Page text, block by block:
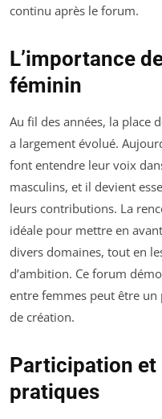
continu après le forum.
L’importance
féminin
Au fil des années, la place
a largement évolué.
font entendre leur voix
masculins, et il devient
leurs contributions. La
idéale pour mettre en
divers domaines, tout en
d’ambition. Ce forum
entre femmes peut être
de création.
Participation
pratiques